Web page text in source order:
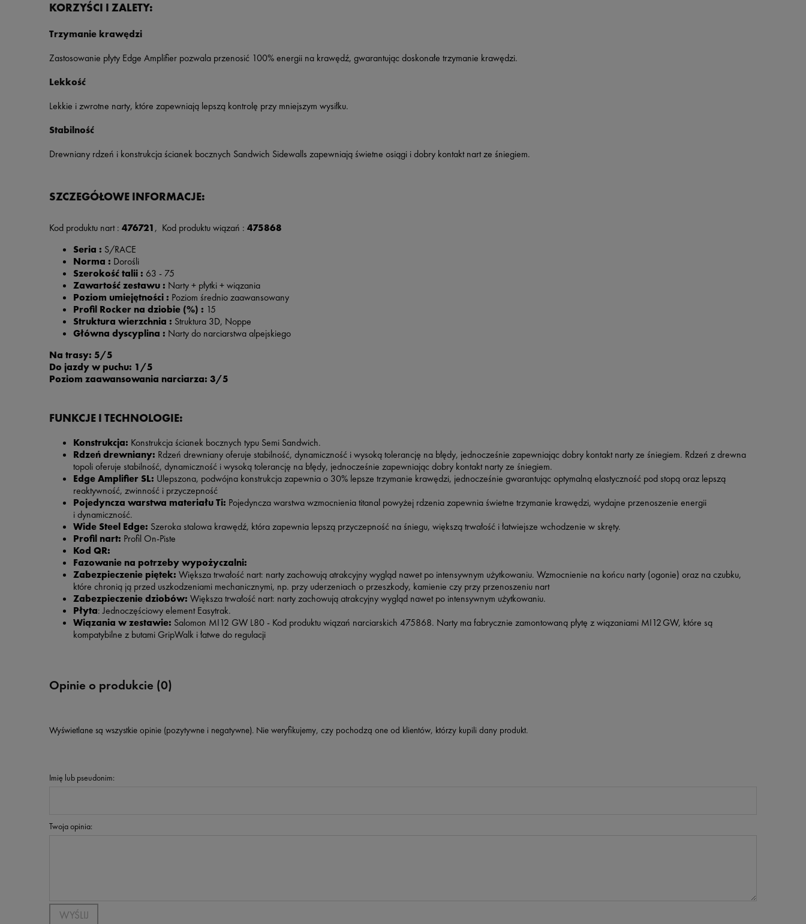
KORZYŚCI I ZALETY:
Trzymanie krawędzi
Zastosowanie płyty Edge Amplifier pozwala przenosić 100% energii na krawędź, gwarantując doskonałe trzymanie krawędzi.
Lekkość
Lekkie i zwrotne narty, które zapewniają lepszą kontrolę przy mniejszym wysiłku.
Stabilność
Drewniany rdzeń i konstrukcja ścianek bocznych Sandwich Sidewalls zapewniają świetne osiągi i dobry kontakt nart ze śniegiem.
SZCZEGÓŁOWE INFORMACJE:
Kod produktu nart : 476721, Kod produktu wiązań : 475868
Seria : S/RACE
Norma : Dorośli
Szerokość talii : 63 - 75
Zawartość zestawu : Narty + płytki + wiązania
Poziom umiejętności : Poziom średnio zaawansowany
Profil Rocker na dziobie (%) : 15
Struktura wierzchnia : Struktura 3D, Noppe
Główna dyscyplina : Narty do narciarstwa alpejskiego
Na trasy: 5/5
Do jazdy w puchu: 1/5
Poziom zaawansowania narciarza: 3/5
FUNKCJE I TECHNOLOGIE:
Konstrukcja: Konstrukcja ścianek bocznych typu Semi Sandwich.
Rdzeń drewniany: Rdzeń drewniany oferuje stabilność, dynamiczność i wysoką tolerancję na błędy, jednocześnie zapewniając dobry kontakt narty ze śniegiem. Rdzeń z drewna
topoli oferuje stabilność, dynamiczność i wysoką tolerancję na błędy, jednocześnie zapewniając dobry kontakt narty ze śniegiem.
Edge Amplifier SL: Ulepszona, podwójna konstrukcja zapewnia o 30% lepsze trzymanie krawędzi, jednocześnie gwarantując optymalną elastyczność pod stopą oraz lepszą
reaktywność, zwinność i przyczepność
Pojedyncza warstwa materiału Ti: Pojedyncza warstwa wzmocnienia titanal powyżej rdzenia zapewnia świetne trzymanie krawędzi, wydajne przenoszenie energii
i dynamiczność.
Wide Steel Edge: Szeroka stalowa krawędź, która zapewnia lepszą przyczepność na śniegu, większą trwałość i łatwiejsze wchodzenie w skręty.
Profil nart: Profil On-Piste
Kod QR:
Fazowanie na potrzeby wypożyczalni:
Zabezpieczenie piętek: Większa trwałość nart: narty zachowują atrakcyjny wygląd nawet po intensywnym użytkowaniu. Wzmocnienie na końcu narty (ogonie) oraz na czubku,
które chronią ją przed uszkodzeniami mechanicznymi, np. przy uderzeniach o przeszkody, kamienie czy przy przenoszeniu nart
Zabezpieczenie dziobów: Większa trwałość nart: narty zachowują atrakcyjny wygląd nawet po intensywnym użytkowaniu.
Płyta: Jednoczęściowy element Easytrak.
Wiązania w zestawie: Salomon MI12 GW L80 - Kod produktu wiązań narciarskich 475868. Narty ma fabrycznie zamontowaną płytę z wiązaniami MI12 GW, które są
kompatybilne z butami GripWalk i łatwe do regulacji
Opinie o produkcie (0)
Wyświetlane są wszystkie opinie (pozytywne i negatywne). Nie weryfikujemy, czy pochodzą one od klientów, którzy kupili dany produkt.
Imię lub pseudonim:
Twoja opinia:
WYŚLIJ